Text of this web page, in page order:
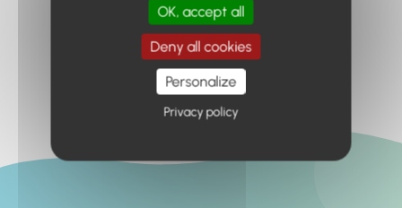
Retour à l'accueil
OK, accept all
Deny all cookies
Personalize
Privacy policy